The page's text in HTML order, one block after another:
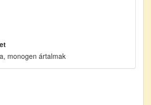
monogen ártalmak